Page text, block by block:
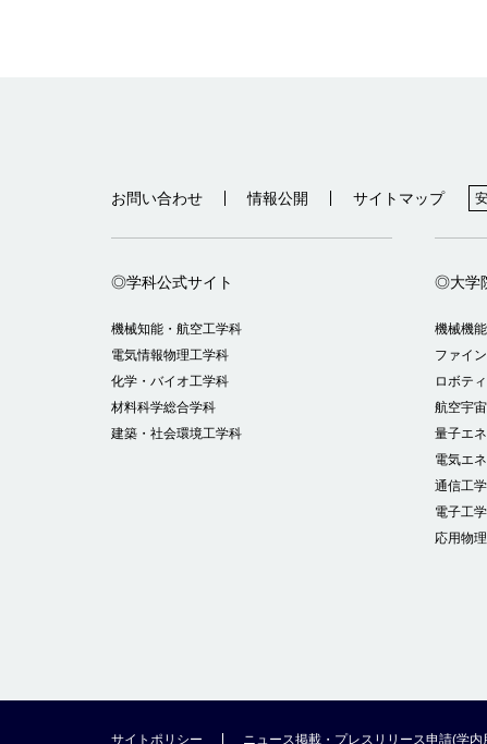
お問い合わせ 情報公開 サイトマップ
◎学科公式サイト
機械知能・航空工学科
電気情報物理工学科
化学・バイオ工学科
材料科学総合学科
建築・社会環境工学科
◎大学
機械機
ファイ
ロボテ
航空宇
量子エ
電気エ
通信工
電子工
応用物
サイトポリシー ニュース掲載・プレスリリース申請(学内